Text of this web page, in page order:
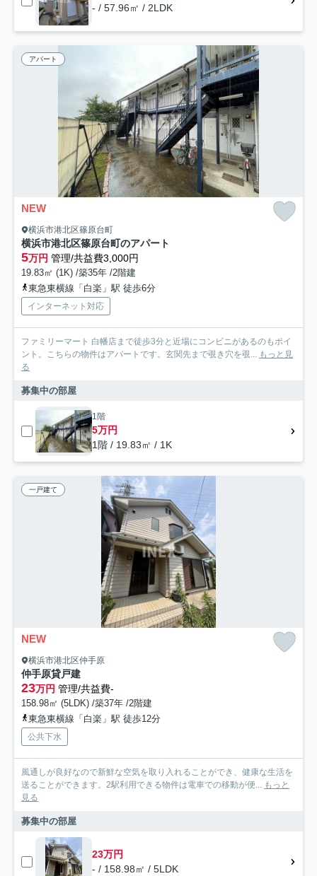
- / 57.96㎡ / 2LDK
アパート
NEW
横浜市港北区篠原台町
横浜市港北区篠原台町のアパート
5万円 管理/共益費3,000円
19.83㎡ (1K) /築35年 /2階建
東急東横線「白楽」駅 徒歩6分
インターネット対応
ファミリーマート 白幡店まで徒歩3分と近場にコンビニがあるのもポイ
ント。こちらの物件はアパートです。玄関先まで覗き穴を覗... もっと見
る
募集中の部屋
1階
5万円
1階 / 19.83㎡ / 1K
一戸建て
NEW
横浜市港北区仲手原
仲手原貸戸建
23万円 管理/共益費-
158.98㎡ (5LDK) /築37年 /2階建
東急東横線「白楽」駅 徒歩12分
公共下水
風通しが良好なので新鮮な空気を取り入れることができ、健康な生活を
送ることができます。2駅利用できる物件は電車での移動が便... もっと
見る
募集中の部屋
23万円
- / 158.98㎡ / 5LDK